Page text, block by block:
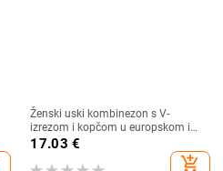
Ženski uski kombinezon s V-
izrezom i kopčom u europskom i
američkom stilu, s printom trešnje i
17.03 €
add_shopping_cart